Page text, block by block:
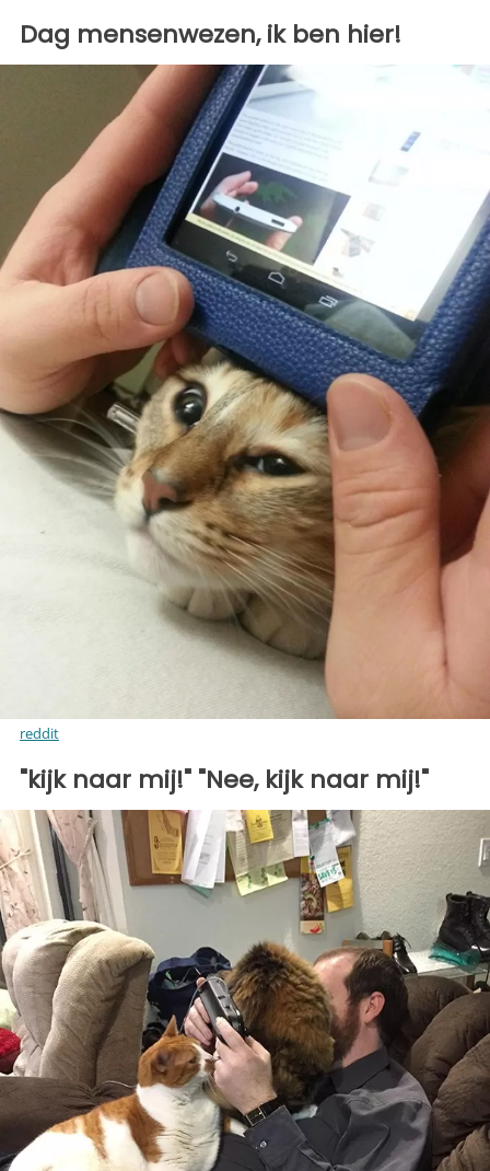
Dag mensenwezen, ik ben hier!
reddit
"kijk naar mij!" "Nee, kijk naar mij!"